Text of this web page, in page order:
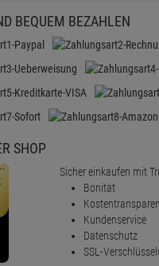
BEQUEM BEZAHLEN
SHOP
Sicher einkaufen mit
Bonität
Kundenservice
Datenschutz
SSL-